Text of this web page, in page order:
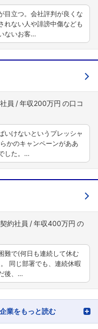
目立つ。会社評判が良くな
れない人や誹謗中傷なども
ないお客…
員 年収200万円
いけないというプレッシャ
かのキャンペーンがああ
した。…
契約社員 年収400万円
難で(何日も連続して休む
同じ部署でも、連続休暇
後、…
業をもっと読む